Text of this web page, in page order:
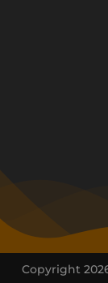
Copyright